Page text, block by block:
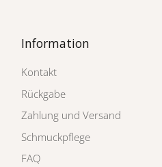
Information
Kontakt
Rückgabe
Zahlung und Versand
Schmuckpflege
FAQ